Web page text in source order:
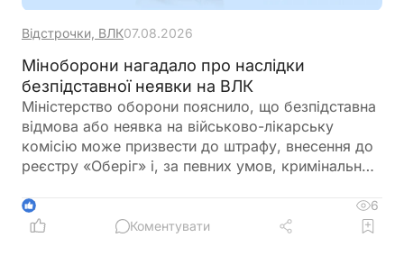
Відстрочки, ВЛК07.08.2026
Міноборони нагадало про наслідки
безпідставної неявки на ВЛК
Міністерство оборони пояснило, що безпідставна
відмова або неявка на військово-лікарську
комісію може призвести до штрафу, внесення до
реєстру «Оберіг» і, за певних умов, кримінальної
що направлення на ВЛК можна оскаржити в суді
1
6
Коментувати